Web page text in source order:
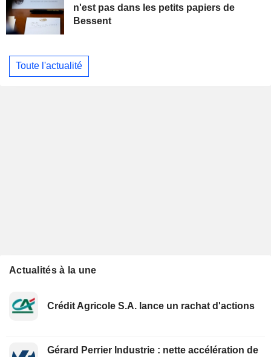
n'est pas dans les petits papiers de
Bessent
Toute l'actualité
Actualités à la une
Crédit Agricole S.A. lance un rachat d'actions
Gérard Perrier Industrie : nette accélération de